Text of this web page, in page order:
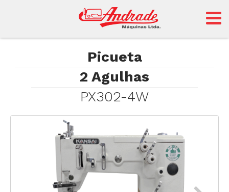
Andrade
Sansei
Picueta
2 Agulhas
PX302-4W